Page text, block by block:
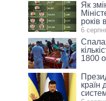
Як
років
6
1800
країн